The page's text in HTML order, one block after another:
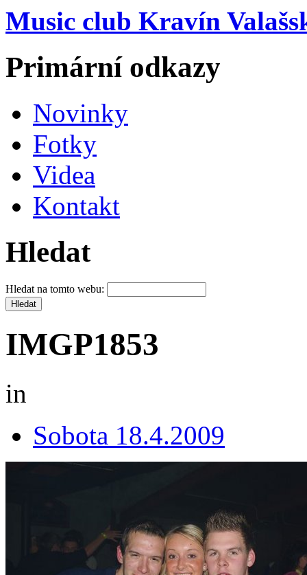
Music club Kravín
Primární odkazy
Novinky
Fotky
Videa
Kontakt
Hledat
Hledat na tomto webu:
IMGP1853
in
Sobota 18.4.2009